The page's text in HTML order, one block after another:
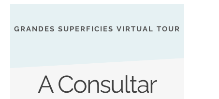
GRANDES SUPERFICIES VIRTUAL TOUR
A Consultar